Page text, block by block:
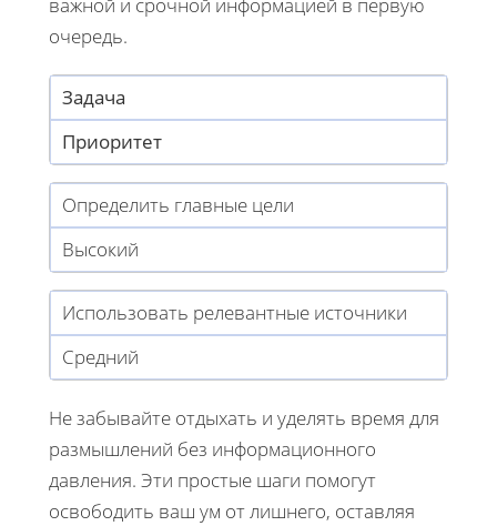
очередь.
Задача
Приоритет
Определить главные цели
Высокий
Использовать релевантные источники
Средний
Не забывайте отдыхать и уделять время для
размышлений без информационного
давления. Эти простые шаги помогут
освободить ваш ум от лишнего, оставляя